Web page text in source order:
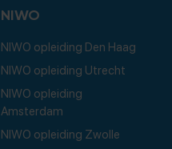
NIWO
NIWO opleiding Den Haag
NIWO opleiding Utrecht
NIWO opleiding
Amsterdam
NIWO opleiding Zwolle